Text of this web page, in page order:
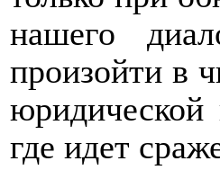
нашего
произойти в
где идет